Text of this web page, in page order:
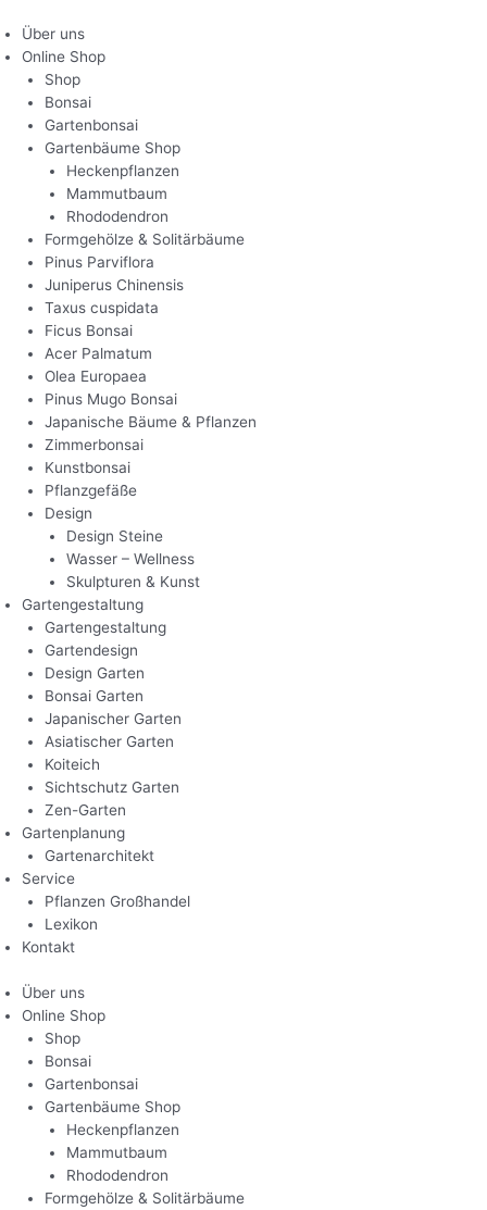
Inhalt
springen
Über uns
Online Shop
Shop
Bonsai
Gartenbonsai
Gartenbäume Shop
Heckenpflanzen
Mammutbaum
Rhododendron
Formgehölze & Solitärbäume
Pinus Parviflora
Juniperus Chinensis
Taxus cuspidata
Ficus Bonsai
Acer Palmatum
Olea Europaea
Pinus Mugo Bonsai
Japanische Bäume & Pflanzen
Zimmerbonsai
Kunstbonsai
Pflanzgefäße
Design
Design Steine
Wasser – Wellness
Skulpturen & Kunst
Gartengestaltung
Gartengestaltung
Gartendesign
Design Garten
Bonsai Garten
Japanischer Garten
Asiatischer Garten
Koiteich
Sichtschutz Garten
Zen-Garten
Gartenplanung
Gartenarchitekt
Service
Pflanzen Großhandel
Lexikon
Kontakt
Über uns
Online Shop
Shop
Bonsai
Gartenbonsai
Gartenbäume Shop
Heckenpflanzen
Mammutbaum
Rhododendron
Formgehölze & Solitärbäume